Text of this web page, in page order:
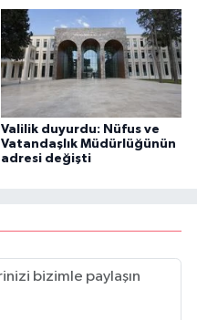
Valilik duyurdu: Nüfus ve
Vatandaşlık Müdürlüğünün
adresi değişti